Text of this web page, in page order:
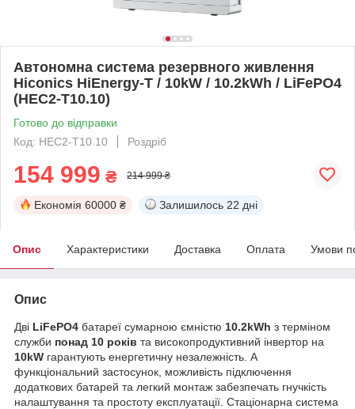
Автономна система резервного живлення
Hiconics HiEnergy-T / 10kW / 10.2kWh / LiFePO4
(HEC2-T10.10)
Готово до відправки
Код: HEC2-T10.10
Роздріб
154 999 ₴ 214 999 ₴
Економія 60000 ₴ Залишилось 22 дні
Опис Характеристики Доставка Оплата Умови
Опис
Дві LiFePO4 батареї сумарною ємністю 10.2kWh з терміном
служби понад 10 років та високопродуктивний інвертор на
10kW гарантують енергетичну незалежність. А
функціональний застосунок, можливість підключення
додаткових батарей та легкий монтаж забезпечать гнучкість
налаштування та простоту експлуатації. Стаціонарна система